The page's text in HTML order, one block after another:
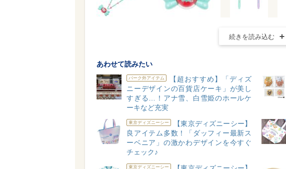
続きを読み込む
あわせて読みたい
パーク外アイテム
【超おすすめ】「ディズ
ニーデザインの百貨店ケーキ」が美し
すぎる…！アナ雪、白雪姫のホールケ
ーキなど充実
東京ディズニーシー
【東京ディズニーシー】
良アイテム多数！「ダッフィー最新ス
ーベニア」の激かわデザインを今すぐ
チェック♪
東京ディズニーシー